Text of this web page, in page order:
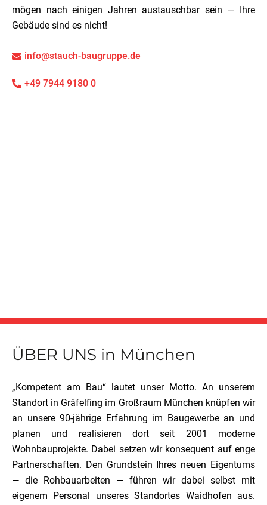
mögen nach einigen Jahren austauschbar sein — Ihre
Gebäude sind es nicht!
info@stauch-baugruppe.de
+49 7944 9180 0
ÜBER UNS in München
„Kompetent am Bau“ lautet unser Motto. An unserem
Standort in Gräfelfing im Großraum München knüpfen wir
an unsere 90-jährige Erfahrung im Baugewerbe an und
planen und realisieren dort seit 2001 moderne
Wohnbauprojekte. Dabei setzen wir konsequent auf enge
Partnerschaften. Den Grundstein Ihres neuen Eigentums
— die Rohbauarbeiten — führen wir dabei selbst mit
eigenem Personal unseres Standortes Waidhofen aus.